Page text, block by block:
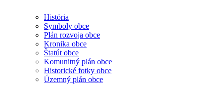
História
Symboly obce
Plán rozvoja obce
Kronika obce
Štatút obce
Komunitný plán obce
Historické fotky obce
Územný plán obce